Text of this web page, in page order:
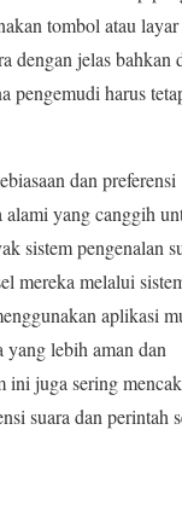
tombol atau layar
dengan jelas bahkan
pengemudi harus
dan preferensi
alami yang canggih
sistem pengenalan
mereka melalui
aplikasi
lebih aman dan
ini juga sering
suara dan perintah